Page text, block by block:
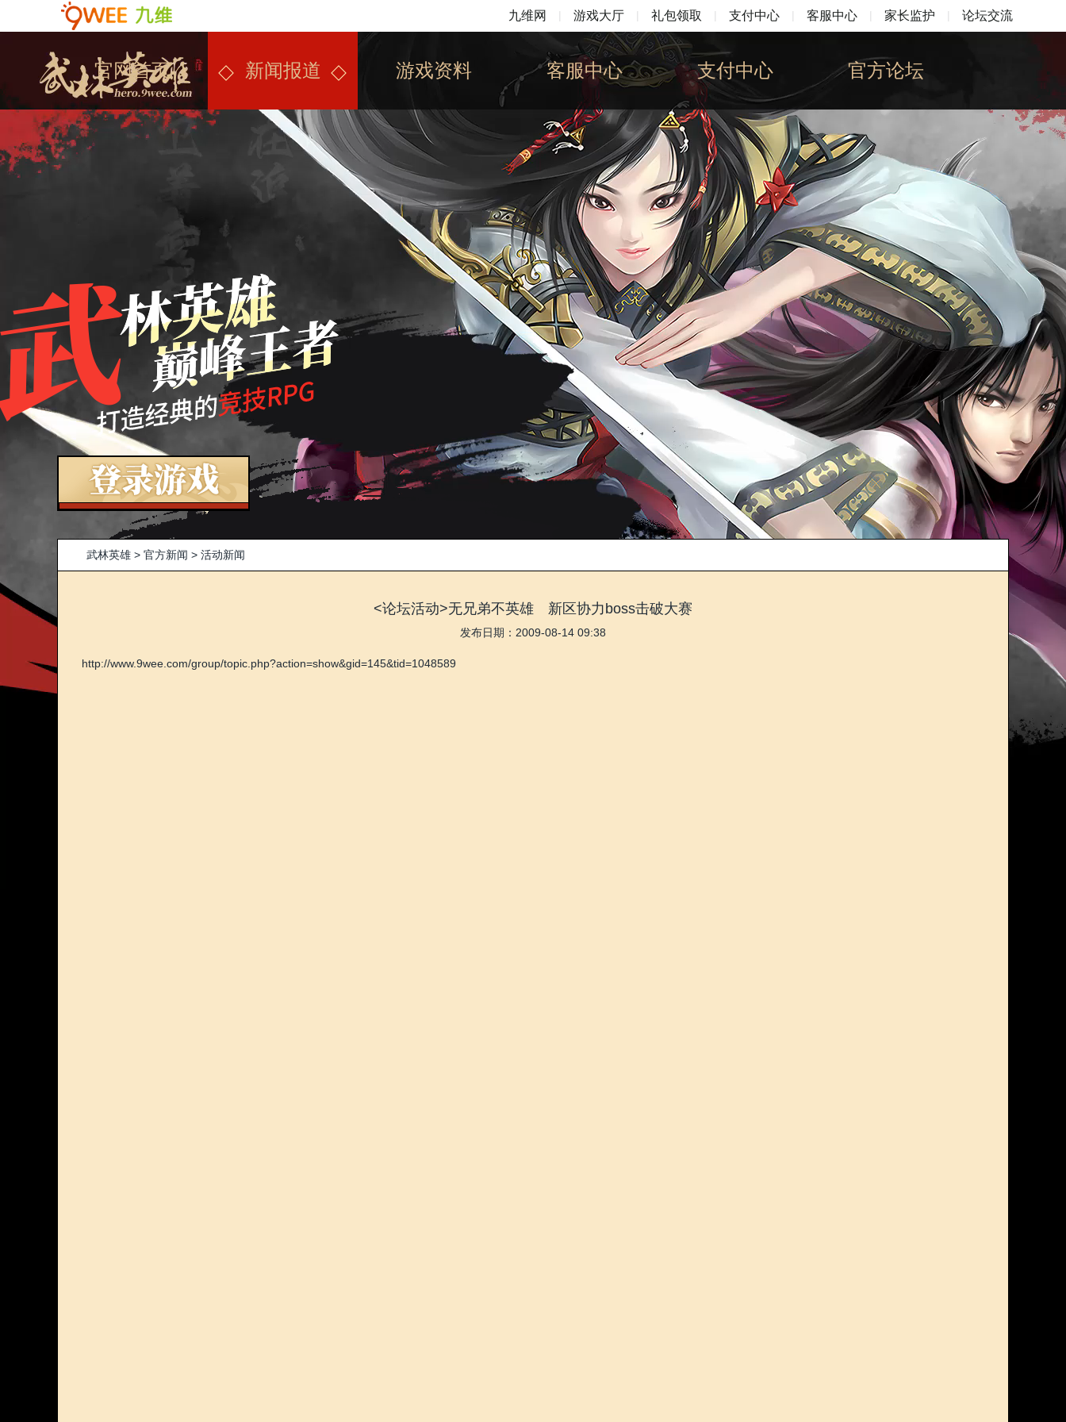
九维网 | 游戏大厅 | 礼包领取 | 支付中心 | 客服中心 | 家长监护 | 论坛交流
官网首页 新闻报道 游戏资料 客服中心 支付中心 官方论坛
武林英雄 > 官方新闻 > 活动新闻
<论坛活动>无兄弟不英雄 新区协力boss击破大赛
发布日期：2009-08-14 09:38
http://www.9wee.com/group/topic.php?action=show&gid=145&tid=1048589